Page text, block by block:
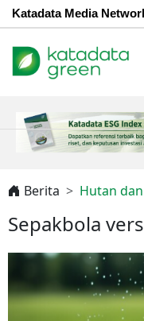
Katadata Media
Berita Hutan
Sepakbola